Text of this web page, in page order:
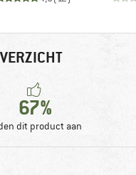
67%
dit product aan